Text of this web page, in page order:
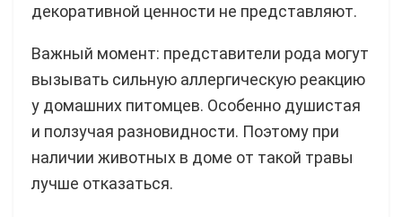
декоративной ценности не представляют.
Важный момент: представители рода могут
вызывать сильную аллергическую реакцию
у домашних питомцев. Особенно душистая
и ползучая разновидности. Поэтому при
наличии животных в доме от такой травы
лучше отказаться.